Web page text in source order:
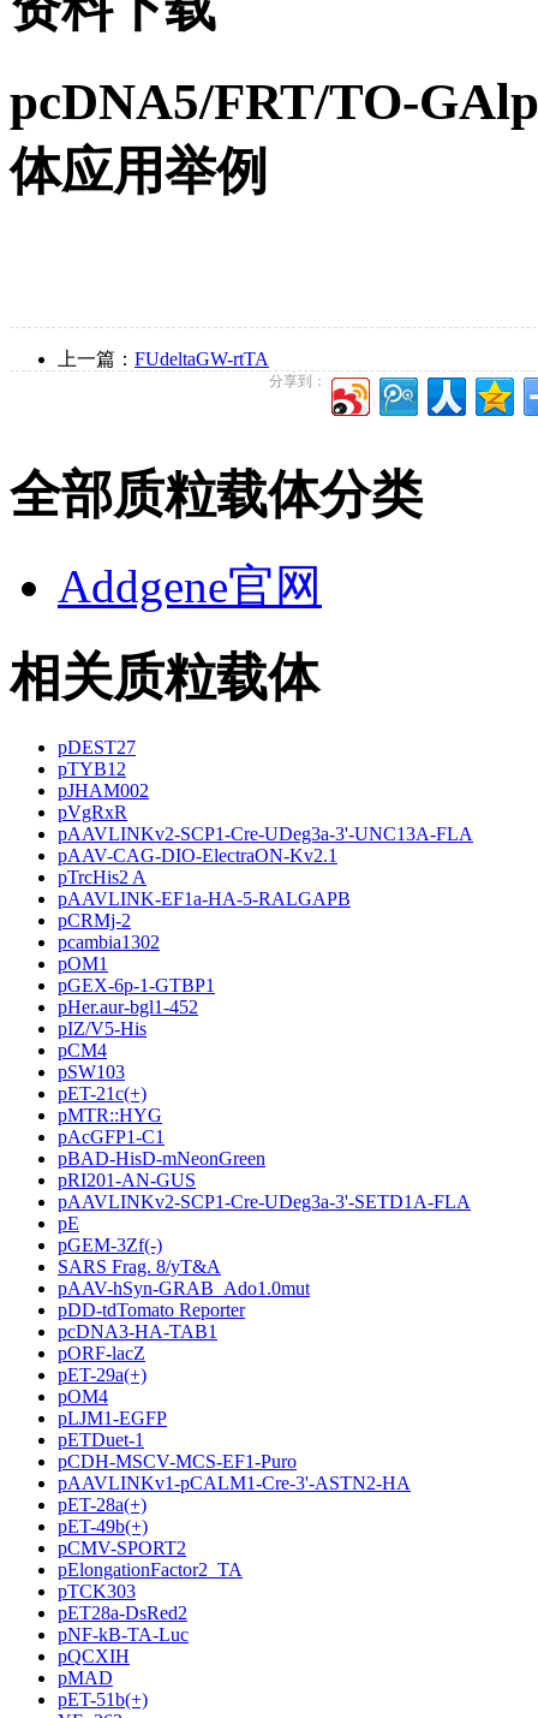
pcDNA5/FRT/TO-
体应用举例
上一篇： FUdeltaGW-rtTA
分享到：
全部质粒载体分类
Addgene官网
相关质粒载体
pDEST27
pTYB12
pJHAM002
pVgRxR
pAAVLINKv2-SCP1-Cre-UDeg3a-3'-UNC13A-FLA
pAAV-CAG-DIO-ElectraON-Kv2.1
pTrcHis2 A
pAAVLINK-EF1a-HA-5-RALGAPB
pCRMj-2
pcambia1302
pOM1
pGEX-6p-1-GTBP1
pHer.aur-bgl1-452
pIZ/V5-His
pCM4
pSW103
pET-21c(+)
pMTR::HYG
pAcGFP1-C1
pBAD-HisD-mNeonGreen
pRI201-AN-GUS
pAAVLINKv2-SCP1-Cre-UDeg3a-3'-SETD1A-FLA
pE
pGEM-3Zf(-)
SARS Frag. 8/yT&A
pAAV-hSyn-GRAB_Ado1.0mut
pDD-tdTomato Reporter
pcDNA3-HA-TAB1
pORF-lacZ
pET-29a(+)
pOM4
pLJM1-EGFP
pETDuet-1
pCDH-MSCV-MCS-EF1-Puro
pAAVLINKv1-pCALM1-Cre-3'-ASTN2-HA
pET-28a(+)
pET-49b(+)
pCMV-SPORT2
pElongationFactor2_TA
pTCK303
pET28a-DsRed2
pNF-kB-TA-Luc
pQCXIH
pMAD
pET-51b(+)